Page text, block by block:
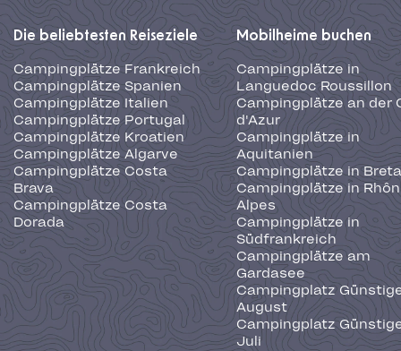
Die beliebtesten Reiseziele
Campingplätze Frankreich
Campingplätze Spanien
Campingplätze Italien
Campingplätze Portugal
Campingplätze Kroatien
Campingplätze Algarve
Campingplätze Costa
Brava
Campingplätze Costa
Dorada
Mobilheime buchen
Campingplätze in
Languedoc Roussillon
Campingplätze an der
d'Azur
Campingplätze in
Aquitanien
Campingplätze in
Campingplätze in
Alpes
Campingplätze in
Südfrankreich
Campingplätze am
Gardasee
Campingplatz
August
Campingplatz
Juli